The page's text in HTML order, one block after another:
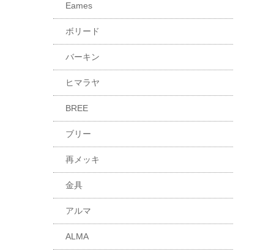
Eames
ボリード
バーキン
ヒマラヤ
BREE
ブリー
再メッキ
金具
アルマ
ALMA